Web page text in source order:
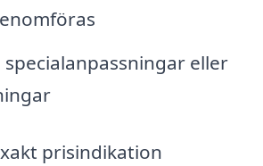
specialanpassningar eller
prisindikation